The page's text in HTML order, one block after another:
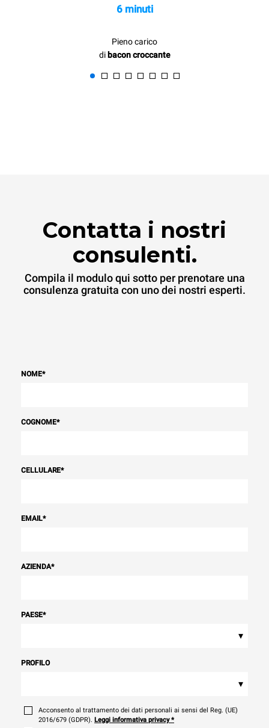
6 minuti
Pieno carico
di bacon croccante
Contatta i nostri
consulenti.
Compila il modulo qui sotto per prenotare una
consulenza gratuita con uno dei nostri esperti.
NOME*
COGNOME*
CELLULARE*
EMAIL*
AZIENDA*
PAESE*
▾
PROFILO
▾
Acconsento al trattamento dei dati personali ai sensi del Reg. (UE)
2016/679 (GDPR). Leggi informativa privacy*